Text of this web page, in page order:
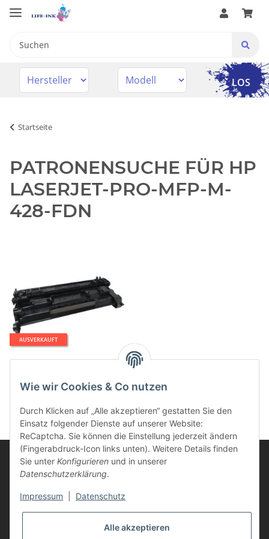
LOS
Startseite
PATRONENSUCHE FÜR HP
LASERJET-PRO-MFP-M-
428-FDN
AUSVERKAUFT
Life-Ink Toner ersetzt HP
69,95 €*
Kunden Service
Wie wir Cookies & Co nutzen
Durch Klicken auf „Alle akzeptieren“ gestatten Sie den
Einsatz folgender Dienste auf unserer Website:
ReCaptcha. Sie können die Einstellung jederzeit ändern
(Fingerabdruck-Icon links unten). Weitere Details finden
Sie unter Konfigurieren und in unserer
Datenschutzerklärung.
Impressum Datenschutz
Alle akzeptieren